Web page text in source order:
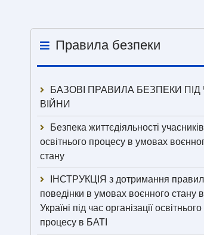
Правила безпеки
БАЗОВІ ПРАВИЛА БЕЗПЕКИ ПІД
ВІЙНИ
Безпека життєдіяльності учасників
освітнього процесу в умовах
стану
ІНСТРУКЦІЯ з дотримання правил
поведінки в умовах воєнного стану в
Україні під час організації освітнього
процесу в БАТІ